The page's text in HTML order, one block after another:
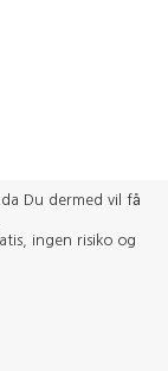
Du dermed vil få
ingen risiko og